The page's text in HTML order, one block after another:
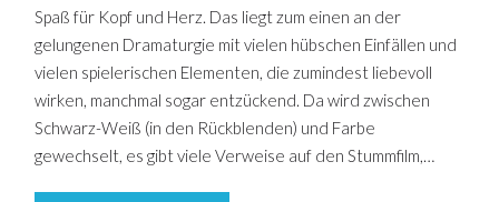
Spaß für Kopf und Herz. Das liegt zum einen an der
gelungenen Dramaturgie mit vielen hübschen Einfällen und
vielen spielerischen Elementen, die zumindest liebevoll
wirken, manchmal sogar entzückend. Da wird zwischen
Schwarz-Weiß (in den Rückblenden) und Farbe
gewechselt, es gibt viele Verweise auf den Stummfilm,…